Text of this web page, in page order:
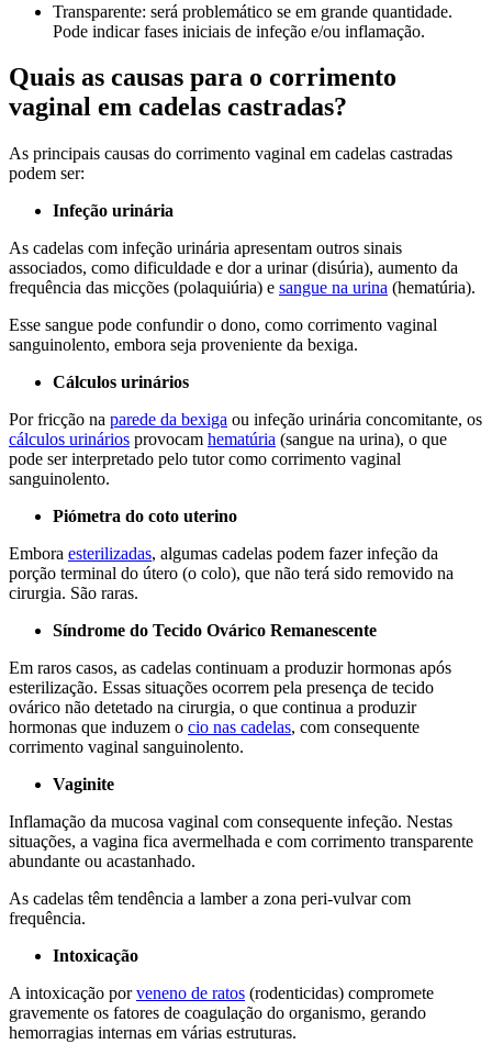
Transparente: será problemático se em grande quantidade.
Pode indicar fases iniciais de infeção e/ou inflamação.
Quais as causas para o corrimento
vaginal em cadelas castradas?
As principais causas do corrimento vaginal em cadelas castradas
podem ser:
Infeção urinária
As cadelas com infeção urinária apresentam outros sinais
associados, como dificuldade e dor a urinar (disúria), aumento da
frequência das micções (polaquiúria) e sangue na urina (hematúria).
Esse sangue pode confundir o dono, como corrimento vaginal
sanguinolento, embora seja proveniente da bexiga.
Cálculos urinários
Por fricção na parede da bexiga ou infeção urinária concomitante, os
cálculos urinários provocam hematúria (sangue na urina), o que
pode ser interpretado pelo tutor como corrimento vaginal
sanguinolento.
Piómetra do coto uterino
Embora esterilizadas, algumas cadelas podem fazer infeção da
porção terminal do útero (o colo), que não terá sido removido na
cirurgia. São raras.
Síndrome do Tecido Ovárico Remanescente
Em raros casos, as cadelas continuam a produzir hormonas após
esterilização. Essas situações ocorrem pela presença de tecido
ovárico não detetado na cirurgia, o que continua a produzir
hormonas que induzem o cio nas cadelas, com consequente
corrimento vaginal sanguinolento.
Vaginite
Inflamação da mucosa vaginal com consequente infeção. Nestas
situações, a vagina fica avermelhada e com corrimento transparente
abundante ou acastanhado.
As cadelas têm tendência a lamber a zona peri-vulvar com
frequência.
Intoxicação
A intoxicação porveneno de ratos (rodenticidas) compromete
gravemente os fatores de coagulação do organismo, gerando
hemorragias internas em várias estruturas.